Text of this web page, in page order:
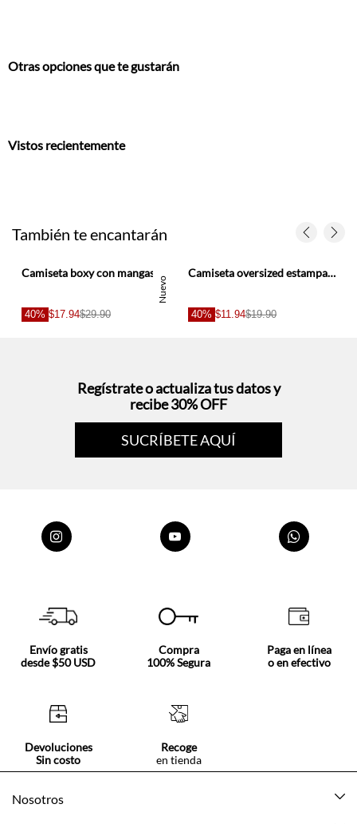
Otras opciones que te gustarán
Vistos recientemente
También te encantarán
Nuevo
Camiseta boxy con mangas caídas en marfil para mujer
40% $17.94$29.90
Camiseta oversized estampado cerezas crudo para mujer
40% $11.94$19.90
Regístrate o actualiza tus datos y
recibe 30% OFF
SUCRÍBETE AQUÍ
Envío gratis
desde $50 USD
Compra
100% Segura
Paga en línea
o en efectivo
Devoluciones
Sin costo
Recoge
en tienda
Nosotros